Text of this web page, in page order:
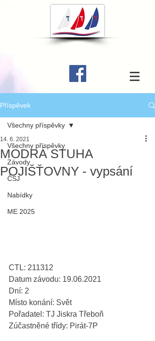
Příspěvek
Všechny příspěvky
Závody
ČSJ
Nabídky
ME 2025
Všechny příspěvky
MODRÁ STUHA
POJIŠŤOVNY - vypsání
14. 6. 2021
CTL: 211312
Datum závodu: 19.06.2021
Dní: 2
Místo konání: Svět
Pořadatel: TJ Jiskra Třeboň
Zúčastněné třídy: Pirát-7P